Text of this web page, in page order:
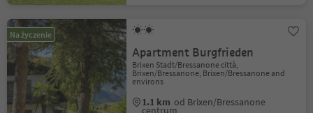
Na życzenie
Apartment Burgfrieden
Brixen Stadt/Bressanone città,
Brixen/Bressanone, Brixen/Bressanone and
environs
1.1 km od Brixen/Bressanone
centrum